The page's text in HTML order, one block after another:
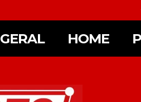
GERAL HOME